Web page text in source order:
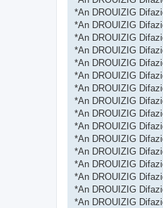
*An DROUIZIG
*An DROUIZIG
*An DROUIZIG
*An DROUIZIG
*An DROUIZIG
*An DROUIZIG
*An DROUIZIG
*An DROUIZIG
*An DROUIZIG
*An DROUIZIG
*An DROUIZIG
*An DROUIZIG
*An DROUIZIG
*An DROUIZIG
*An DROUIZIG
*An DROUIZIG